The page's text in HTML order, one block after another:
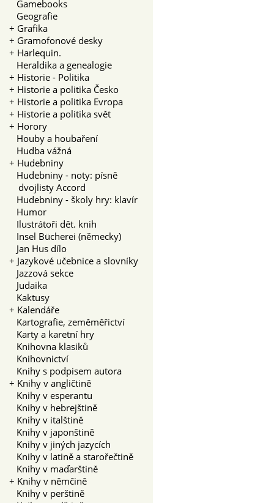
Gamebooks
Geografie
+ Grafika
+ Gramofonové desky
+ Harlequin.
Heraldika a genealogie
+ Historie - Politika
+ Historie a politika Česko
+ Historie a politika Evropa
+ Historie a politika svět
+ Horory
Houby a houbaření
Hudba vážná
+ Hudebniny
Hudebniny - noty: písně
dvojlisty Accord
Hudebniny - školy hry: klavír
Humor
Ilustrátoři dět. knih
Insel Bücherei (německy)
Jan Hus dílo
+ Jazykové učebnice a slovníky
Jazzová sekce
Judaika
Kaktusy
+ Kalendáře
Kartografie, zeměměřictví
Karty a karetní hry
Knihovna klasiků
Knihovnictví
Knihy s podpisem autora
+ Knihy v angličtině
Knihy v esperantu
Knihy v hebrejštině
Knihy v italštině
Knihy v japonštině
Knihy v jiných jazycích
Knihy v latině a starořečtině
Knihy v maďarštině
+ Knihy v němčině
Knihy v perštině